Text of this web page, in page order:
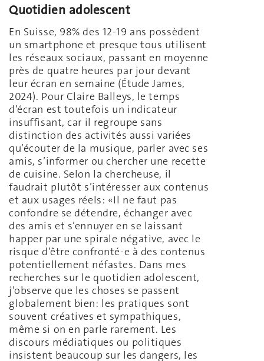
Quotidien adolescent
En Suisse, 98% des 12-19 ans possèdent
un smartphone et presque tous utilisent
les réseaux sociaux, passant en moyenne
près de quatre heures par jour devant
leur écran en semaine (Étude James,
2024). Pour Claire Balleys, le temps
d’écran est toutefois un indicateur
insuffisant, car il regroupe sans
distinction des activités aussi variées
qu’écouter de la musique, parler avec ses
amis, s’informer ou chercher une recette
de cuisine. Selon la chercheuse, il
faudrait plutôt s’intéresser aux contenus
et aux usages réels: «Il ne faut pas
confondre se détendre, échanger avec
des amis et s’ennuyer en se laissant
happer par une spirale négative, avec le
risque d’être confronté-e à des contenus
potentiellement néfastes. Dans mes
recherches sur le quotidien adolescent,
j’observe que les choses se passent
globalement bien: les pratiques sont
souvent créatives et sympathiques,
même si on en parle rarement. Les
discours médiatiques ou politiques
insistent beaucoup sur les dangers, les